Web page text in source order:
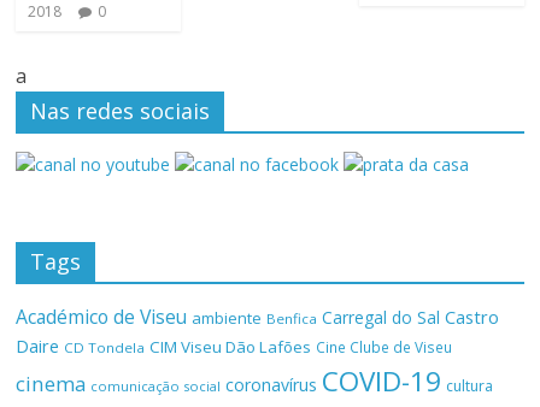
2018
0
a
Nas redes sociais
Tags
Académico de Viseu ambiente Benfica Carregal do Sal Castro
Daire CD Tondela CIM Viseu Dão Lafões Cine Clube de Viseu
cinema comunicação social coronavírus COVID-19 cultura